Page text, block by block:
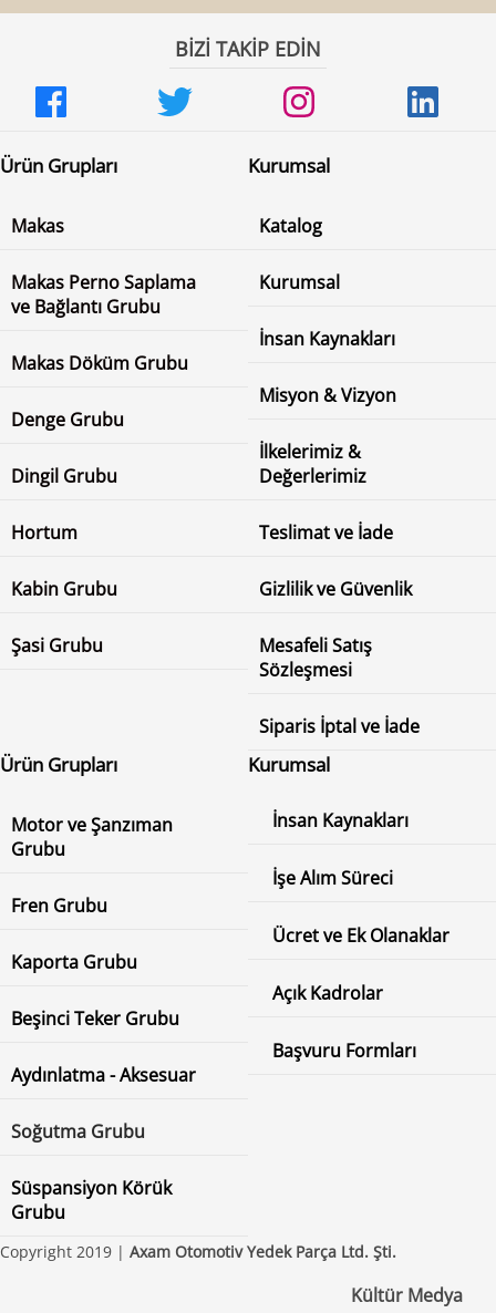
BİZİ TAKİP EDİN
Ürün Grupları
Makas
Makas Perno Saplama
ve Bağlantı Grubu
Makas Döküm Grubu
Denge Grubu
Dingil Grubu
Hortum
Kabin Grubu
Şasi Grubu
Kurumsal
Katalog
Kurumsal
İnsan Kaynakları
Misyon & Vizyon
İlkelerimiz &
Değerlerimiz
Teslimat ve İade
Gizlilik ve Güvenlik
Mesafeli Satış
Sözleşmesi
Siparis İptal ve İade
Ürün Grupları
Motor ve Şanzıman
Grubu
Fren Grubu
Kaporta Grubu
Beşinci Teker Grubu
Aydınlatma - Aksesuar
Soğutma Grubu
Süspansiyon Körük
Grubu
Kurumsal
İnsan Kaynakları
İşe Alım Süreci
Ücret ve Ek Olanaklar
Açık Kadrolar
Başvuru Formları
Copyright 2019 | Axam Otomotiv Yedek Parça Ltd. Şti.
Kültür Medya